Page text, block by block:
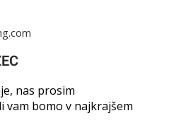
nas prosim
bomo v najkrajšem